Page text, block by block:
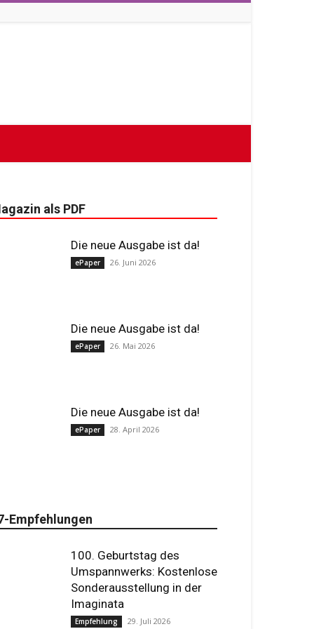
als PDF
Die neue Ausgabe ist da!
ePaper 26. Juni 2026
Die neue Ausgabe ist da!
ePaper 26. Mai 2026
Die neue Ausgabe ist da!
ePaper 28. April 2026
Empfehlungen
100. Geburtstag des
Umspannwerks: Kostenlose
Sonderausstellung in der
Imaginata
Empfehlung 29. Juli 2026